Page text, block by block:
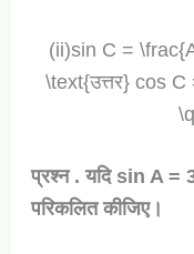
(ii)sin C =
\text{उत्तर} cos
प्रश्न . यदि sin A =
परिकलित कीजिए।